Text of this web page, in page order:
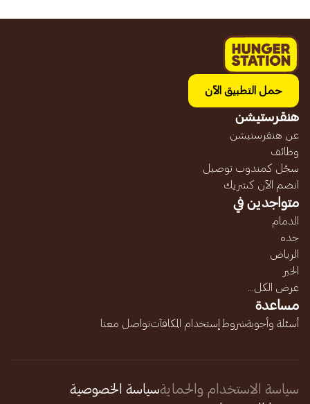
حمل التطبيق الآن
هنقرستيشن
عن هنقرستيشن
وظائف
سجّل كمندوب توصيل
انضم الآن كشريك
متواجدين في
الدمام
جده
الرياض
الخبر
عرض الكل...
مساعدة
أسئلة وأجوبةشروط إستخدام المكافآتتواصل معنا
سياسة الاستخدام والحمايةسياسة الخصوصية